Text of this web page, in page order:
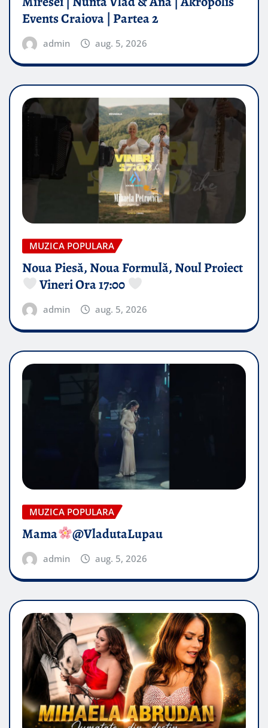
Events Craiova | Partea 2
admin aug. 5, 2026
MUZICA POPULARA
Noua Piesă, Noua Formulă, Noul Proiect
Vineri Ora 17:00
admin aug. 5, 2026
MUZICA POPULARA
Mama @VladutaLupau
admin aug. 5, 2026